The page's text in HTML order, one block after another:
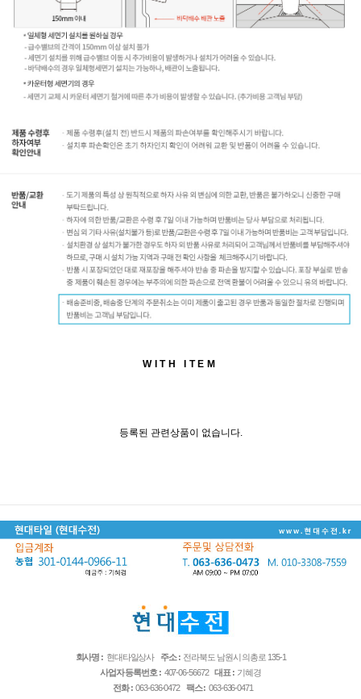
WITH ITEM
등록된 관련상품이 없습니다.
회사명 : 현대타일상사 주소 : 전라북도 남원시 의총로 135-1
사업자 등록번호 : 407-06-56672 대표 : 기혜경
전화 : 063-636-0472 팩스 : 063-636-0471